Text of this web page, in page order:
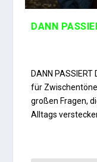
DANN
DANN
für
großen Fragen,
Alltags